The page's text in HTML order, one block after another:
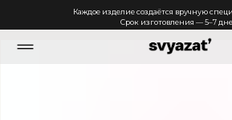
Каждое изделие создаётся вручную
Срок изготовления — 5–7